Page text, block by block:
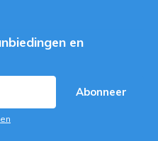
en
Abonneer